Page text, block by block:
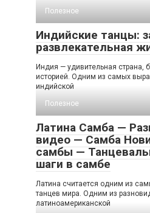
Полезное
Индийские танцы:
развлекательная
Индия — удивительная страна,
историей. Одним из самых
индийской
Полезное
Латина Самба —
видео — Самба
самбы —
шаги в самбе
Латина считается одним из
танцев мира. Одним из
латиноамериканской